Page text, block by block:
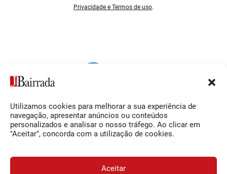
Utilizamos cookies para melhorar a sua experiência de
navegação, apresentar anúncios ou conteúdos
personalizados e analisar o nosso tráfego. Ao clicar em
"Aceitar", concorda com a utilização de cookies.
Aceitar
Privacidade e Termos de uso.
Siga-nos
Facebook
O Jornal da Bairrada
Contactos